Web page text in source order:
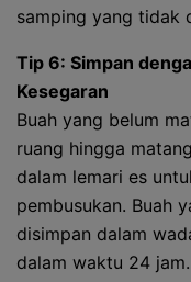
samping yang tidak
Tip 6: Simpan
Kesegaran
Buah yang belum
ruang hingga
dalam lemari es
pembusukan. Buah
disimpan dalam
dalam waktu 24 jam.